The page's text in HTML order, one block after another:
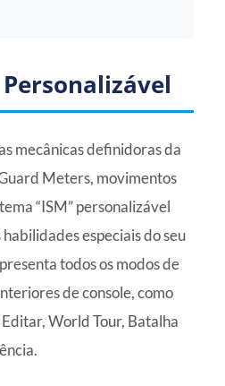
mecânicas definidoras da
Meters, movimentos
“ISM” personalizável
especiais do seu
todos os modos de
de console, como
World Tour, Batalha